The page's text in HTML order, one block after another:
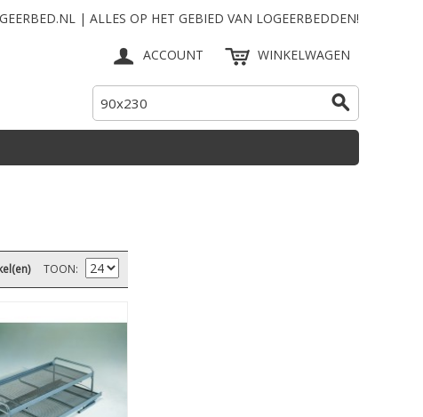
| ALLES OP HET GEBIED VAN LOGEERBEDDEN!
ACCOUNT WINKELWAGEN
TOON